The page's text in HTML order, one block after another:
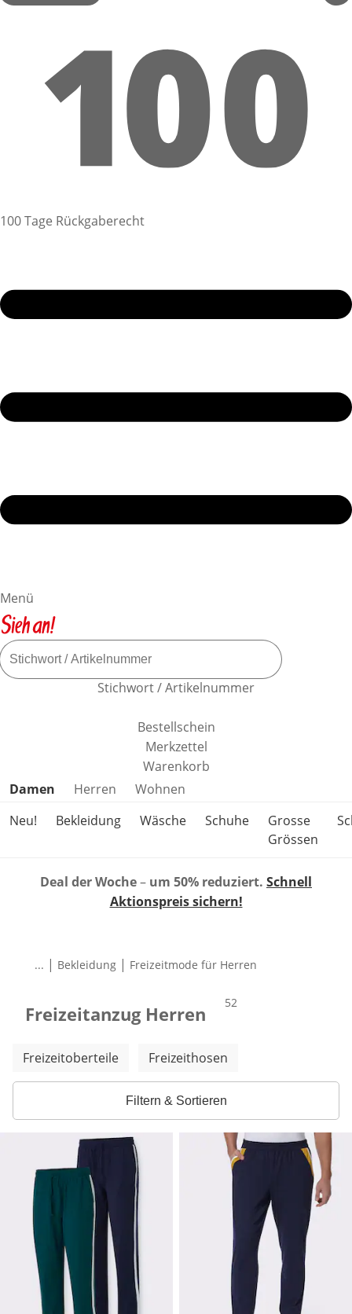
100 Tage Rückgaberecht
Menü
Stichwort / Artikelnummer
Bestellschein
Merkzettel
Warenkorb
Produktkategorien überspringen
Damen Herren
Wohnen
Neu!
Bekleidung Wäsche Schuhe
Grosse
Grössen
Deal der Woche– um 50% reduziert. Schnell
Aktionspreis sichern!
... | Bekleidung | Freizeitmode für Herren
Freizeitanzug Herren Produkte
52
Weitere Kategorien überspringen
Freizeitoberteile Freizeithosen
Filtern & Sortieren